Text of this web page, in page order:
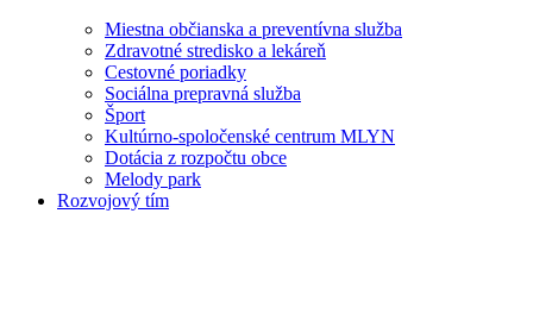
Miestna občianska a preventívna služba
Zdravotné stredisko a lekáreň
Cestovné poriadky
Sociálna prepravná služba
Šport
Kultúrno-spoločenské centrum MLYN
Dotácia z rozpočtu obce
Melody park
Rozvojový tím